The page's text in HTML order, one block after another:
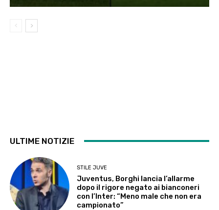
ULTIME NOTIZIE
STILE JUVE
Juventus, Borghi lancia l’allarme
dopo il rigore negato ai bianconeri
con l’Inter: “Meno male che non era
campionato”